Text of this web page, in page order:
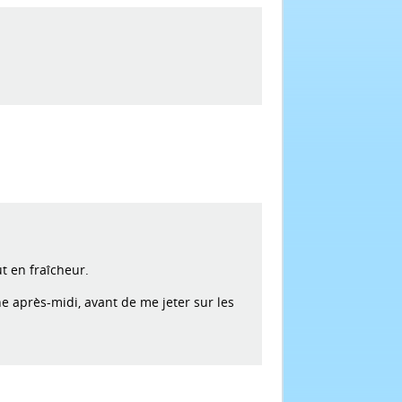
en fraîcheur.
après-midi, avant de me jeter sur les